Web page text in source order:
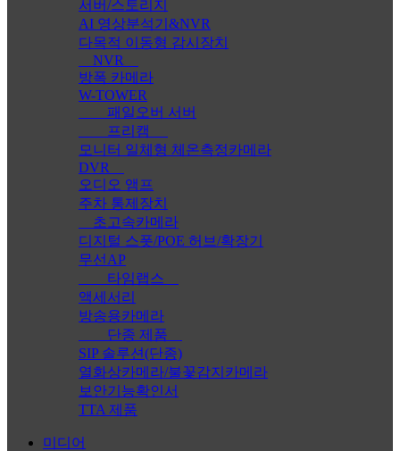
서버/스토리지
AI 영상분석기&NVR
다목적 이동형 감시장치
NVR
방폭 카메라
W-TOWER
패일오버 서버
프리캠
모니터 일체형 체온측정카메라
DVR
오디오 앰프
주차 통제장치
초고속카메라
디지털 스폿/POE 허브/확장기
무선AP
타임랩스
액세서리
방송용카메라
단종 제품
SIP 솔루션(단종)
열화상카메라/불꽃감지카메라
보안기능확인서
TTA 제품
미디어